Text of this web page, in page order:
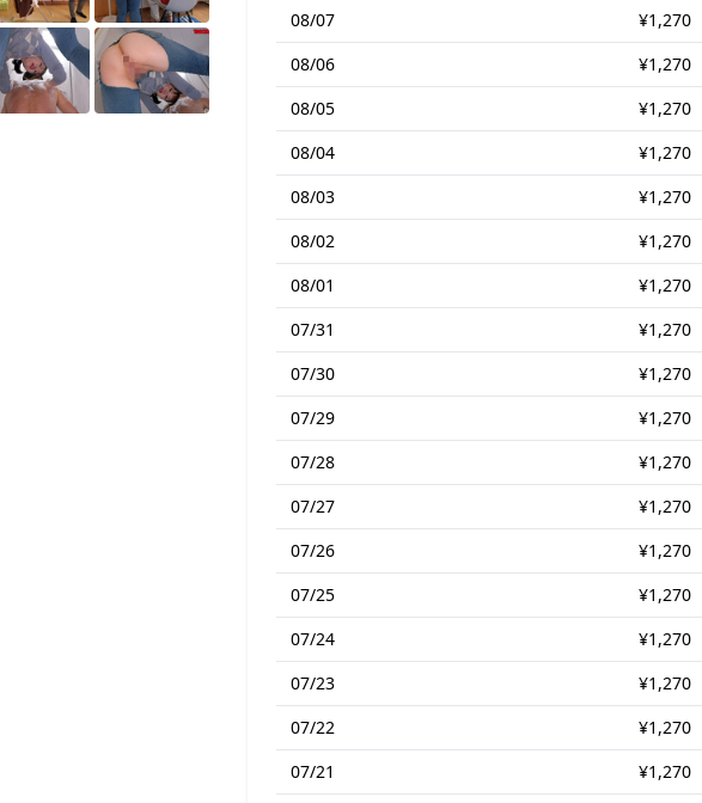
08/07
¥1,270
08/06
¥1,270
08/05
¥1,270
08/04
¥1,270
08/03
¥1,270
08/02
¥1,270
08/01
¥1,270
07/31
¥1,270
07/30
¥1,270
07/29
¥1,270
07/28
¥1,270
07/27
¥1,270
07/26
¥1,270
07/25
¥1,270
07/24
¥1,270
07/23
¥1,270
07/22
¥1,270
07/21
¥1,270